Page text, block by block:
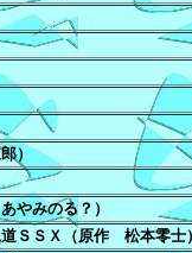
）
やみのる？）
ＳＳＸ（原作 松本零士）